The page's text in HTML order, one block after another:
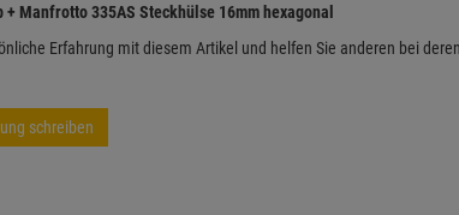
Manfrotto 335AS Steckhülse 16mm hexagonal
Erfahrung mit diesem Artikel und helfen Sie anderen bei deren
schreiben